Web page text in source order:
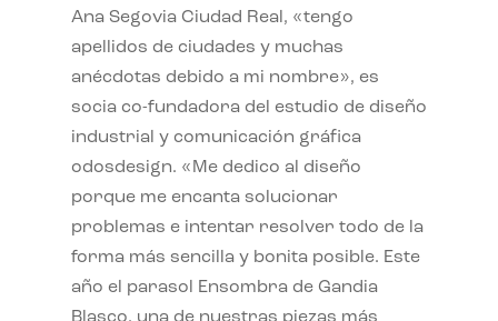
Ana Segovia Ciudad Real, «tengo
apellidos de ciudades y muchas
anécdotas debido a mi nombre», es
socia co-fundadora del estudio de diseño
industrial y comunicación gráfica
odosdesign. «Me dedico al diseño
porque me encanta solucionar
problemas e intentar resolver todo de la
forma más sencilla y bonita posible. Este
año el parasol Ensombra de Gandia